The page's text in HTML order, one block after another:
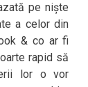
pe niște
a celor din
& co ar fi
rapid să
lor o vor